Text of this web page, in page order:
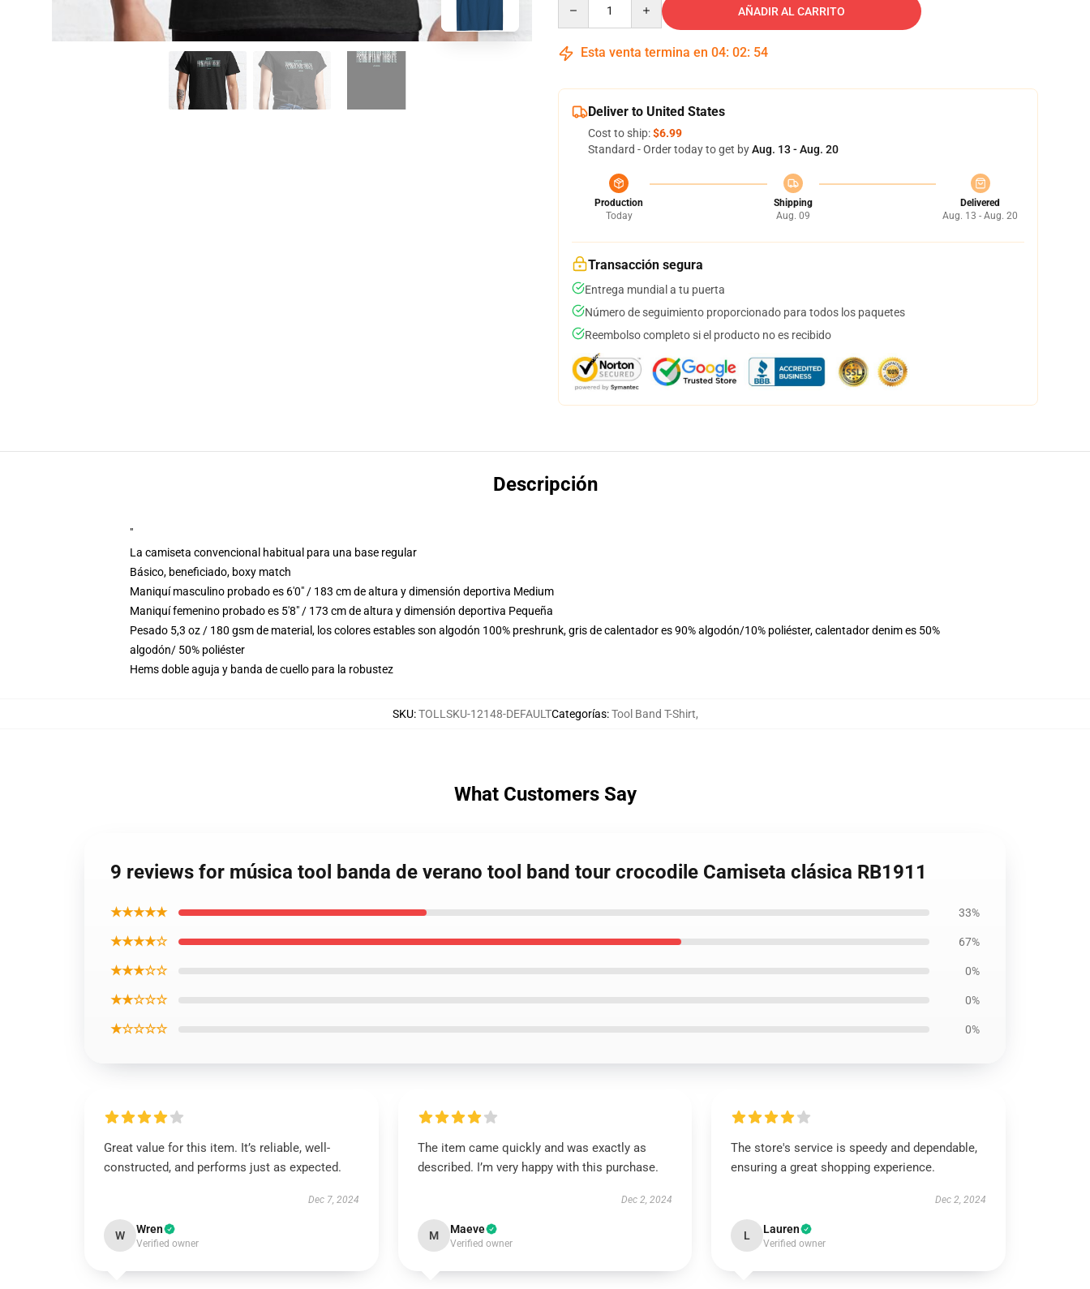
AÑADIR AL CARRITO
Esta venta termina en 04: 02: 53
Deliver to United States
Cost to ship:$6.99
Standard - Order today to get byAug. 13 - Aug. 20
Production
Today
Shipping
Aug. 09
Delivered
Aug. 13 - Aug. 20
Transacción segura
Entrega mundial a tu puerta
Número de seguimiento proporcionado para todos los paquetes
Reembolso completo si el producto no es recibido
Descripción
"
La camiseta convencional habitual para una base regular
Básico, beneficiado, boxy match
Maniquí masculino probado es 6'0" / 183 cm de altura y dimensión deportiva Medium
Maniquí femenino probado es 5'8" / 173 cm de altura y dimensión deportiva Pequeña
Pesado 5,3 oz / 180 gsm de material, los colores estables son algodón 100% preshrunk, gris de calentador es 90% algodón/10% poliéster, calentador denim es 50%
algodón/ 50% poliéster
Hems doble aguja y banda de cuello para la robustez
SKU:TOLLSKU-12148-DEFAULTCategorías:Tool Band T-Shirt,
What Customers Say
9 reviews for música tool banda de verano tool band tour crocodile Camiseta clásica RB1911
★★★★★ 33%
★★★★☆ 67%
★★★☆☆ 0%
★★☆☆☆ 0%
★☆☆☆☆ 0%
Great value for this item. It’s reliable, well-
constructed, and performs just as expected.
Dec 7, 2024
W Wren
Verified owner
The item came quickly and was exactly as
described. I’m very happy with this purchase.
Dec 2, 2024
M Maeve
Verified owner
The store's service is speedy and dependable,
ensuring a great shopping experience.
Dec 2, 2024
L Lauren
Verified owner